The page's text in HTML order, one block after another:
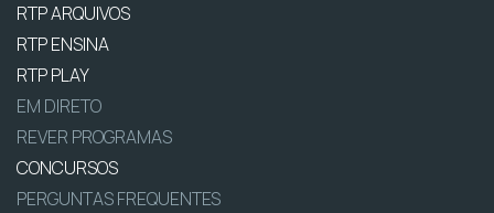
RTP ARQUIVOS
RTP ENSINA
RTP PLAY
EM DIRETO
REVER PROGRAMAS
CONCURSOS
PERGUNTAS FREQUENTES